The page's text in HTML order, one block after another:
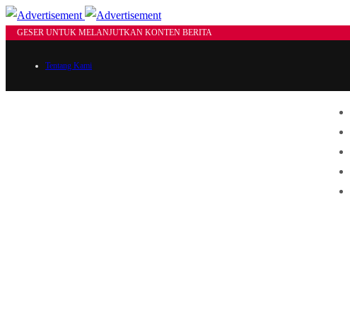
GESER UNTUK MELANJUTKAN KONTEN BERITA
Tentang Kami